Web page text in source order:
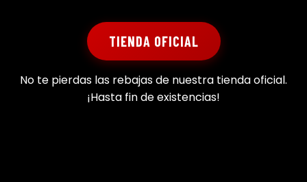
TIENDA OFICIAL
No te pierdas las rebajas de nuestra tienda oficial.
¡Hasta fin de existencias!